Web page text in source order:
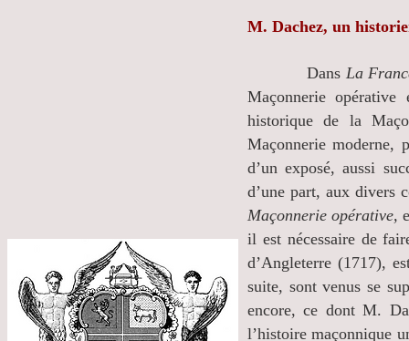
M. Dachez, un
Dans La
Maçonnerie
historique de la
Maçonnerie moderne,
d’un exposé, aussi
d’une part, aux divers
Maçonnerie opérative,
il est nécessaire de
d’Angleterre (1717),
suite, sont venus se
encore, ce dont M.
l’histoire maçonnique